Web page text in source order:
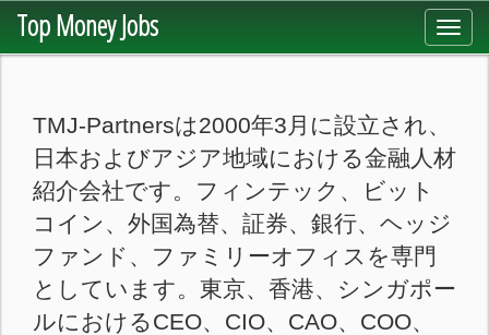
Top Money Jobs
TMJ-Partnersは2000年3月に設立され、
日本およびアジア地域における金融人材
紹介会社です。フィンテック、ビット
コイン、外国為替、証券、銀行、ヘッジ
ファンド、ファミリーオフィスを専門
としています。東京、香港、シンガポー
ルにおけるCEO、CIO、CAO、COO、